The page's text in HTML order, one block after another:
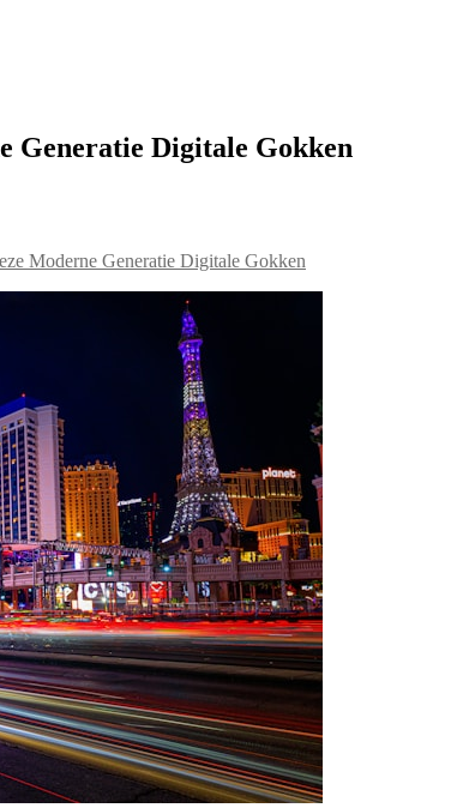
Generatie Digitale Gokken
Moderne Generatie Digitale Gokken